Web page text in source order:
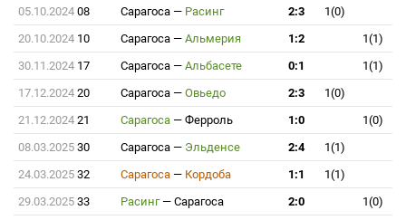
05.10.2024 08 Сарагоса — Расинг 2:3
1(0)
20.10.2024 10 Сарагоса — Альмерия 1:2
1(1)
30.11.2024 17 Сарагоса — Альбасете 0:1
1(1)
17.12.2024 20 Сарагоса — Овьедо 2:3
1(0)
21.12.2024 21 Сарагоса — Ферроль 1:0
1(0)
08.03.2025 30 Сарагоса — Эльденсе 2:4
1(1)
24.03.2025 32 Сарагоса — Кордоба 1:1
1(1)
29.03.2025 33 Расинг — Сарагоса 2:0
1(0)